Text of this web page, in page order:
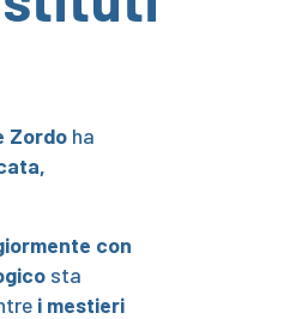
Zordo ha
con
sta
i mestieri